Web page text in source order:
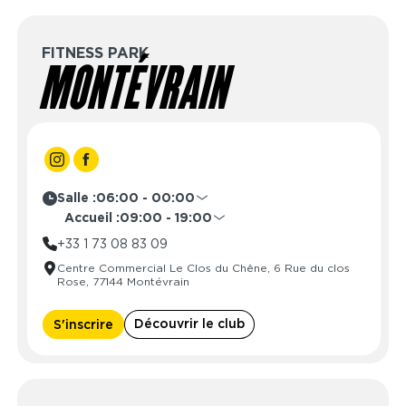
FITNESS PARK
MONTÉVRAIN
Salle :06:00 - 00:00
Lundi
06:00 - 00:00
Mardi
06:00 - 00:00
Jeudi
06:00 - 00:00
Samedi
06:00 - 00:00
Dimanche 06:00 - 00:00
Accueil :09:00 - 19:00
Lundi
Mercredi
08:30 - 21:30
Vendredi
08:30 - 21:30
Samedi
09:00 - 19:00
+33 1 73 08 83 09
Centre Commercial Le Clos du Chêne, 6 Rue du clos
Rose, 77144 Montévrain
S'inscrire Découvrir le club